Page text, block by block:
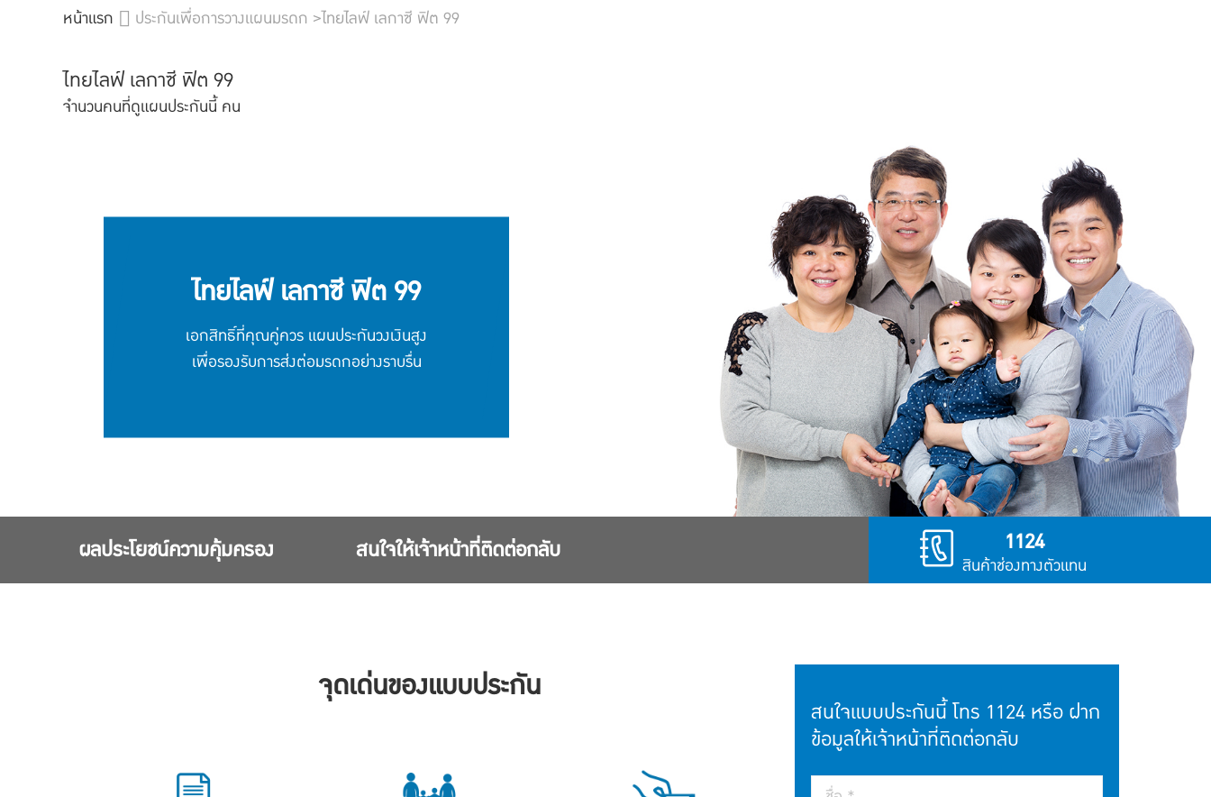
หน้าแรก ประกันเพื่อการวางแผนมรดก >ไทยไลฟ์ เลกาซี ฟิต 99
ไทยไลฟ์ เลกาซี ฟิต 99
จำนวนคนที่ดูแผนประกันนี้คน
ไทยไลฟ์ เลกาซี ฟิต 99
เอกสิทธิ์ที่คุณคู่ควร แผนประกันวงเงินสูง
เพื่อรองรับการส่งต่อมรดกอย่างราบรื่น
ผลประโยชน์ความคุ้มครอง สนใจให้เจ้าหน้าที่ติดต่อกลับ 1124
สินค้าช่องทางตัวแทน
จุดเด่นของแบบประกัน
สนใจแบบประกันนี้ โทร 1124หรือ ฝาก
ข้อมูลให้เจ้าหน้าที่ติดต่อกลับ